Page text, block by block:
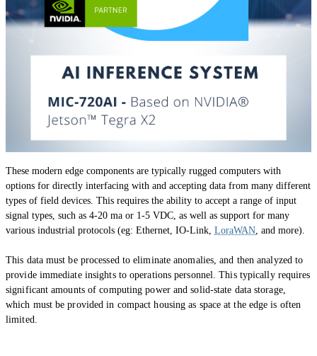
These modern edge components are typically rugged computers with
options for directly interfacing with and accepting data from many different
types of field devices. This requires the ability to accept a range of input
signal types, such as 4-20 ma or 1-5 VDC, as well as support for many
various industrial protocols (eg: Ethernet, IO-Link, LoraWAN, and more).
This data must be processed to eliminate anomalies, and then analyzed to
provide immediate insights to operations personnel. This typically requires
significant amounts of computing power and solid-state data storage,
which must be provided in compact housing as space at the edge is often
limited.